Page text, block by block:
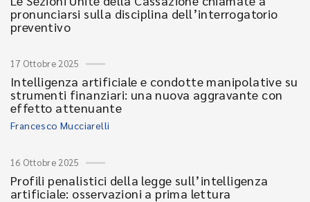
pronunciarsi sulla disciplina dell’interrogatorio
preventivo
17 Ottobre 2025
Intelligenza artificiale e condotte manipolative su
strumenti finanziari: una nuova aggravante con
effetto attenuante
Francesco Mucciarelli
16 Ottobre 2025
Profili penalistici della legge sull’intelligenza
artificiale: osservazioni a prima lettura